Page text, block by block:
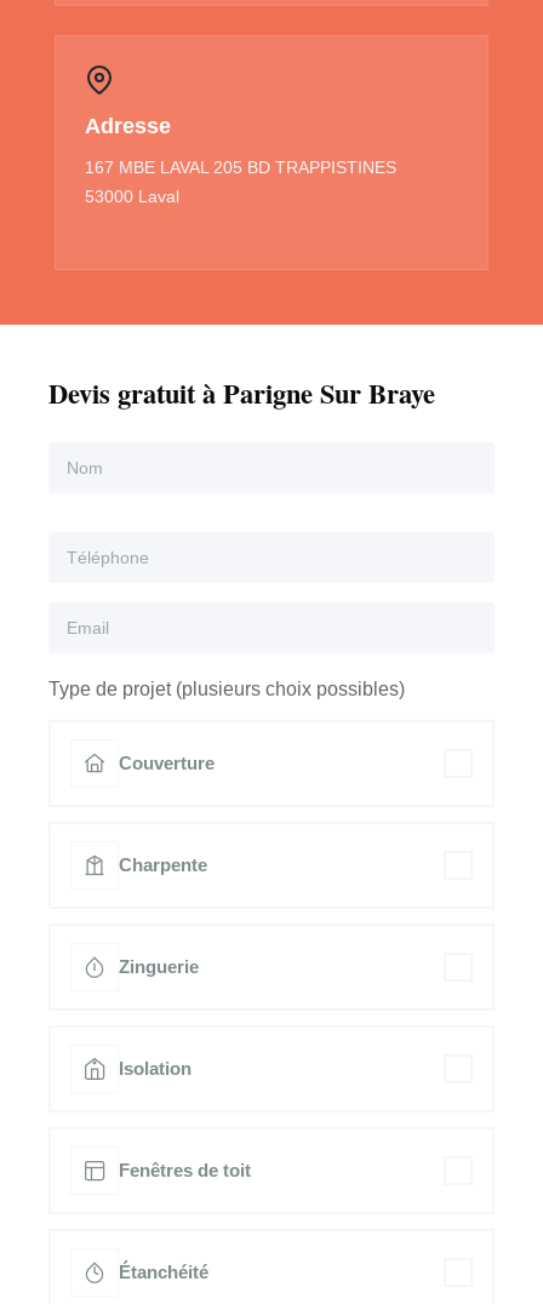
Adresse
167 MBE LAVAL 205 BD TRAPPISTINES
53000 Laval
Devis gratuit à Parigne Sur Braye
Type de projet (plusieurs choix possibles)
Couverture
Charpente
Zinguerie
Isolation
Fenêtres de toit
Étanchéité